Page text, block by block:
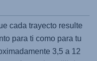
cada trayecto resulte
para ti como para tu
3,5 a 12